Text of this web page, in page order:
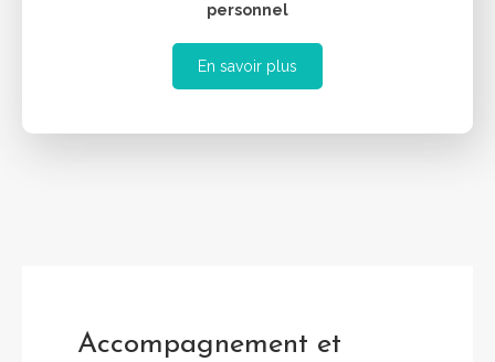
personnel
En savoir plus
Accompagnement et